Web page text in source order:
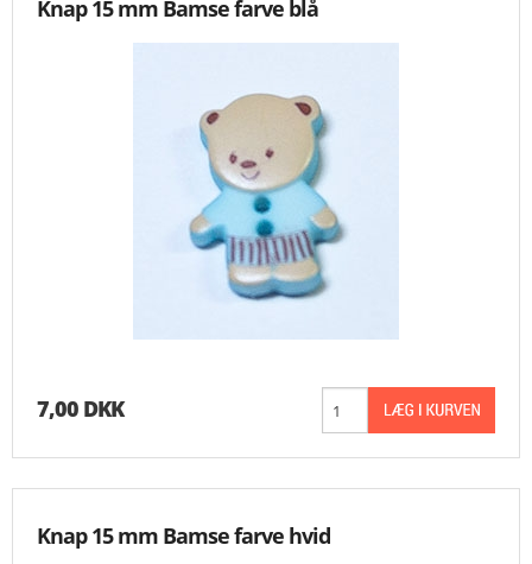
Knap 15 mm Bamse farve blå
7,00 DKK
Knap 15 mm Bamse farve hvid